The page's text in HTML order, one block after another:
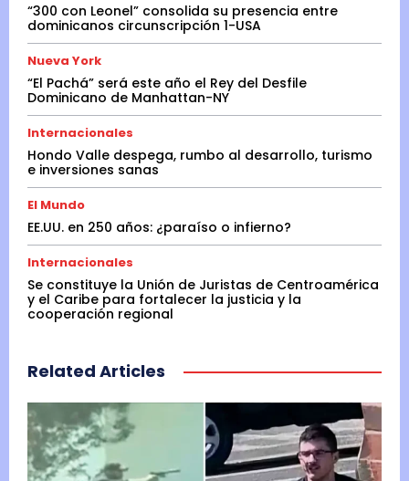
“300 con Leonel” consolida su presencia entre
dominicanos circunscripción 1-USA
Nueva York
“El Pachá” será este año el Rey del Desfile
Dominicano de Manhattan-NY
Internacionales
Hondo Valle despega, rumbo al desarrollo, turismo
e inversiones sanas
El Mundo
EE.UU. en 250 años: ¿paraíso o infierno?
Internacionales
Se constituye la Unión de Juristas de Centroamérica
y el Caribe para fortalecer la justicia y la
cooperación regional
Related Articles